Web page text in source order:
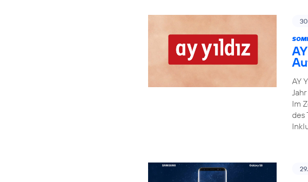
AY
Im
des